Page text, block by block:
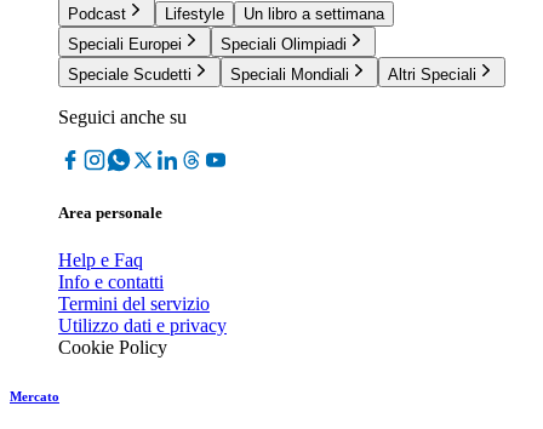
Podcast
Lifestyle
Un libro a settimana
Speciali Europei
Speciali Olimpiadi
Speciale Scudetti
Speciali Mondiali Altri Speciali
Seguici anche su
Area personale
Help e Faq
Info e contatti
Termini del servizio
Utilizzo dati e privacy
Cookie Policy
Mercato